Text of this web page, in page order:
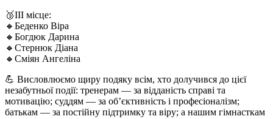
🥉ІІІ місце:
🔸Беденко Віра
🔸Богдюк Дарина
🔸Стернюк Діана
🔸Сміян Ангеліна
💪 Висловлюємо щиру подяку всім, хто долучився до цієї
незабутньої події: тренерам — за відданість справі та
мотивацію; суддям — за об’єктивність і професіоналізм;
батькам — за постійну підтримку та віру; а нашим гімнасткам